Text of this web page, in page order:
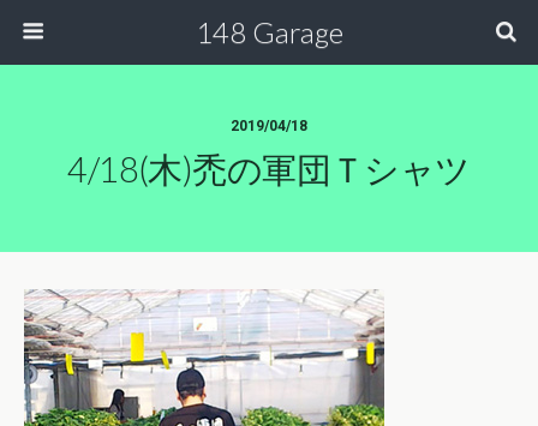
148 Garage
2019/04/18
4/18(木)禿の軍団Ｔシャツ